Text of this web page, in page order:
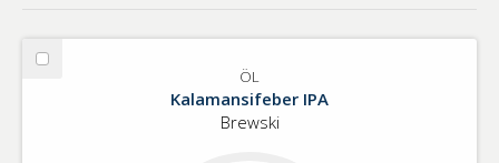
Välj
ÖL
Kalamansifeber IPA
Brewski